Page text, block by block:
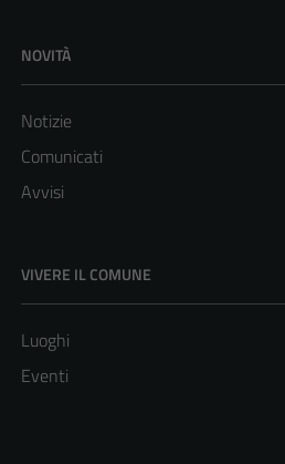
NOVITÀ
Notizie
Comunicati
Avvisi
VIVERE IL COMUNE
Luoghi
Eventi